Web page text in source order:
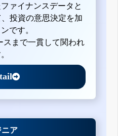
ァイナンスデータと
投資の意思決定を加
です。
スまで一貫して関われ
ア